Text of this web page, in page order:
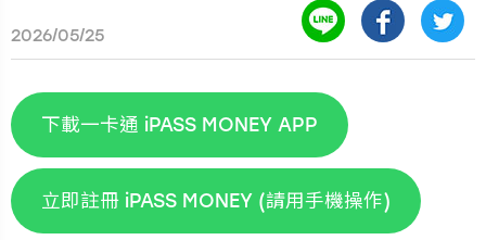
2026/05/25
下載一卡通 iPASS MONEY APP
立即註冊 iPASS MONEY (請用手機操作)